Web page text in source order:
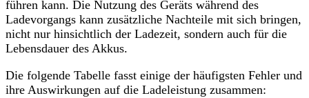
führen kann. Die Nutzung des Geräts während des
Ladevorgangs kann zusätzliche Nachteile mit sich bringen,
nicht nur hinsichtlich der Ladezeit, sondern auch für die
Lebensdauer des Akkus.
Die folgende Tabelle fasst einige der häufigsten Fehler und
ihre Auswirkungen auf die Ladeleistung zusammen: